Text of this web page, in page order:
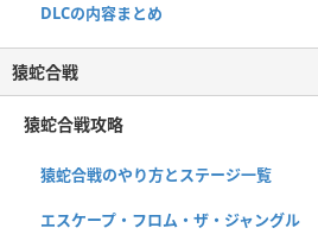
DLCの内容まとめ
猿蛇合戦
猿蛇合戦攻略
猿蛇合戦のやり方とステージ一覧
エスケープ・フロム・ザ・ジャングル